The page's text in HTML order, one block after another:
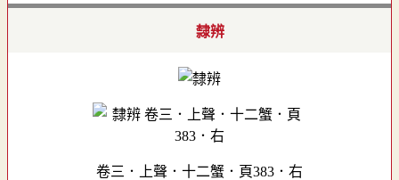
隸辨
卷三．上聲．十二蟹．頁383．右